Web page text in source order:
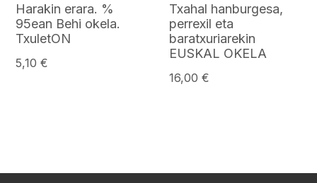
Harakin erara. %
95ean Behi okela.
TxuletON
5,10 €
Txahal hanburgesa,
perrexil eta
baratxuriarekin
EUSKAL OKELA
16,00 €